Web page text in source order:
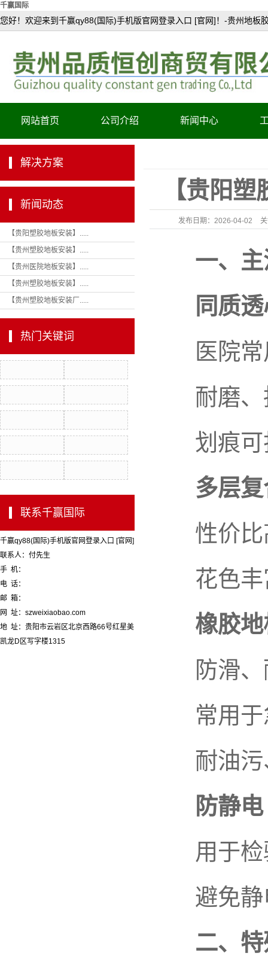
千赢国际
您好！欢迎来到千赢qy88(国际)手机版官网登录入口 [官网]！-贵州地板
网站首页 公司介绍 新闻中心
轻
除
室外
解决方案
新闻动态
【贵阳塑胶地板安装】.....
【贵州塑胶地板安装】.....
【贵州医院地板安装】.....
【贵州塑胶地板安装】.....
【贵州塑胶地板安装厂.....
热门关键词
联系千赢国际
千赢qy88(国际)手机版官网登录入口 [官网]
联系人：付先生
手 机：
电 话：
邮 箱：
网 址：szweixiaobao.com
地 址：贵阳市云岩区北京西路66号红星美
凯龙D区写字楼1315
【贵阳
发布日期： 2026-04-02
一、主
同质透
医院常
耐磨、
划痕可
多层复
性价比
花色丰
橡胶地
防滑、
常用于
耐油污
防静电
用于检
避免静
二、特